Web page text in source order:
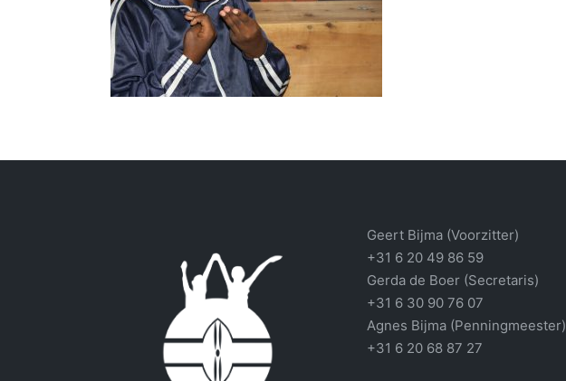
Geert Bijma (Voorzitter)
+31 6 20 49 86 59
Gerda de Boer (Secretaris)
+31 6 30 90 76 07
Agnes Bijma (Penningmeester)
+31 6 20 68 87 27